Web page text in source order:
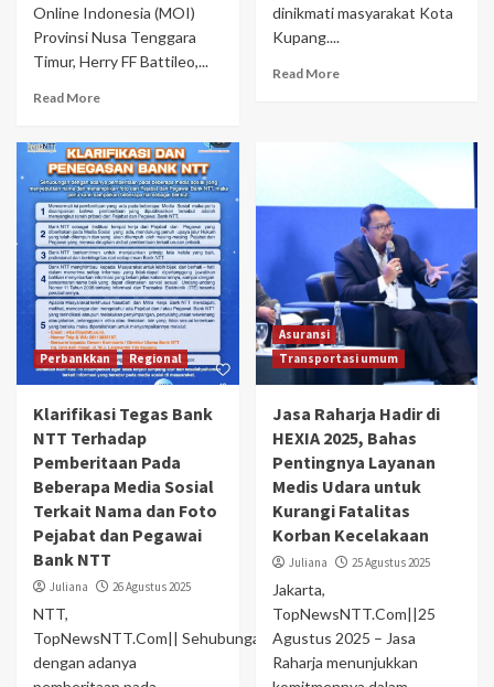
Online Indonesia (MOI)
Provinsi Nusa Tenggara
Timur, Herry FF Battileo,...
Read More
dinikmati masyarakat Kota
Kupang....
Read More
Perbankkan Regional
Klarifikasi Tegas Bank
NTT Terhadap
Pemberitaan Pada
Beberapa Media Sosial
Terkait Nama dan Foto
Pejabat dan Pegawai
Bank NTT
Juliana 26 Agustus 2025
NTT,
TopNewsNTT.Com|| Sehubungan
dengan adanya
Asuransi
Transportasi umum
Jasa Raharja Hadir di
HEXIA 2025, Bahas
Pentingnya Layanan
Medis Udara untuk
Kurangi Fatalitas
Korban Kecelakaan
Juliana 25 Agustus 2025
Jakarta,
TopNewsNTT.Com||25
Agustus 2025 – Jasa
Raharja menunjukkan